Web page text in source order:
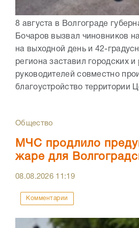
8 августа в Волгограде
Бочаров вызвал чиновников
на выходной день и 42-
региона заставил городских и
руководителей совместно
благоустройство территории
Общество
МЧС продлило
жаре для
08.08.2026 11:19
Комментарии